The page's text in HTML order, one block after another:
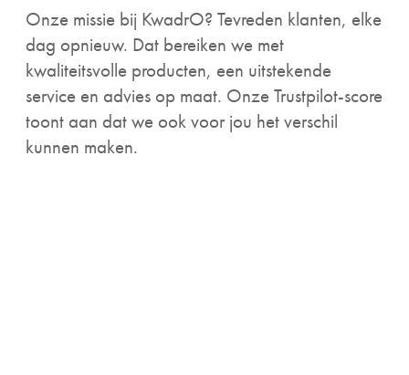
Onze missie bij KwadrO? Tevreden klanten, elke
dag opnieuw. Dat bereiken we met
kwaliteitsvolle producten, een uitstekende
service en advies op maat. Onze Trustpilot-score
toont aan dat we ook voor jou het verschil
kunnen maken.